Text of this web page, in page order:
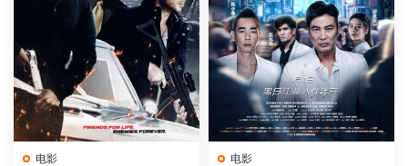
电影 电影